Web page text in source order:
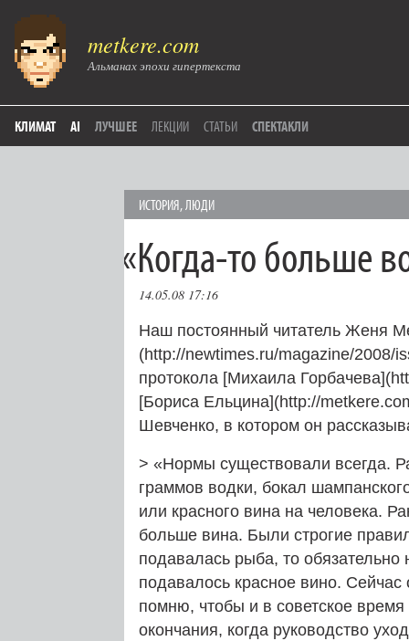
metkere.com
Альманах эпохи гипертекста
КЛИМАТ AI ЛУЧШЕЕ ЛЕКЦИИ СТАТЬИ СПЕКТАКЛИ
ИСТОРИЯ,ЛЮДИ
«Когда-то больше
14.05.08 17:16
Наш постоянный читатель Женя
(http://newtimes.ru/magazine/
протокола [Михаила
[Бориса Ельцина](http://
Шевченко, в котором он
> «Нормы существовали всегда.
граммов водки, бокал
или красного вина на человека.
больше вина. Были строгие
подавалась рыба, то
подавалось красное вино.
помню, чтобы и в советское
окончания, когда руководство